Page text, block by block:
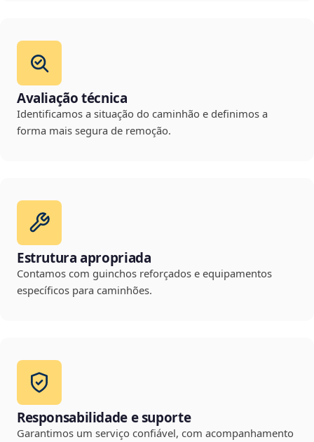
Avaliação técnica
Identificamos a situação do caminhão e definimos a
forma mais segura de remoção.
Estrutura apropriada
Contamos com guinchos reforçados e equipamentos
específicos para caminhões.
Responsabilidade e suporte
Garantimos um serviço confiável, com acompanhamento